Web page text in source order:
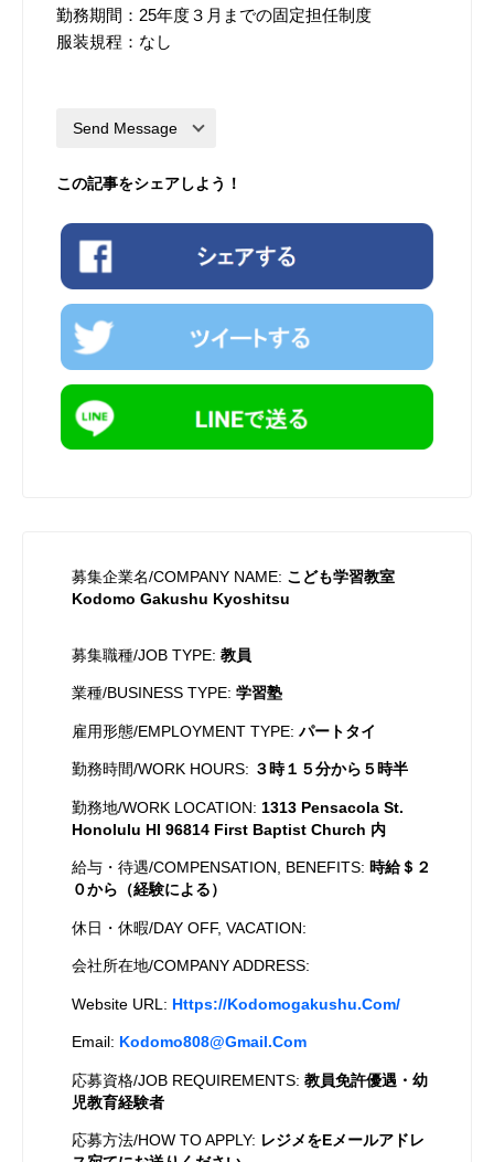
勤務期間：25年度３月までの固定担任制度
服装規程：なし
Send Message
この記事をシェアしよう！
募集企業名/COMPANY NAME: こども学習教室
Kodomo Gakushu Kyoshitsu
募集職種/JOB TYPE:教員
業種/BUSINESS TYPE:学習塾
雇用形態/EMPLOYMENT TYPE:パートタイ
勤務時間/WORK HOURS: ３時１５分から５時半
勤務地/WORK LOCATION: 1313 Pensacola St.
Honolulu HI 96814 First Baptist Church 内
給与・待遇/COMPENSATION, BENEFITS: 時給＄２
０から（経験による）
休日・休暇/DAY OFF, VACATION:
会社所在地/COMPANY ADDRESS:
Website URL: Https://kodomogakushu.com/
Email: Kodomo808@gmail.com
応募資格/JOB REQUIREMENTS:教員免許優遇・幼
児教育経験者
応募方法/HOW TO APPLY: レジメをEメールアドレ